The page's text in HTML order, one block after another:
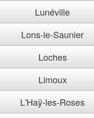
Lunéville
Lons-le-Saunier
Loches
Limoux
L'Haÿ-les-Roses